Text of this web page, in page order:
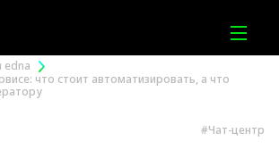
edna
что стоит автоматизировать, а что
#Чат-центр